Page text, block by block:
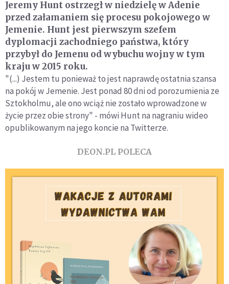
Jeremy Hunt ostrzegł w niedzielę w Adenie
przed załamaniem się procesu pokojowego w
Jemenie. Hunt jest pierwszym szefem
dyplomacji zachodniego państwa, który
przybył do Jemenu od wybuchu wojny w tym
kraju w 2015 roku.
"(...) Jestem tu ponieważ to jest naprawdę ostatnia szansa
na pokój w Jemenie. Jest ponad 80 dni od porozumienia ze
Sztokholmu, ale ono wciąż nie zostało wprowadzone w
życie przez obie strony" - mówi Hunt na nagraniu wideo
opublikowanym na jego koncie na Twitterze.
DEON.PL POLECA